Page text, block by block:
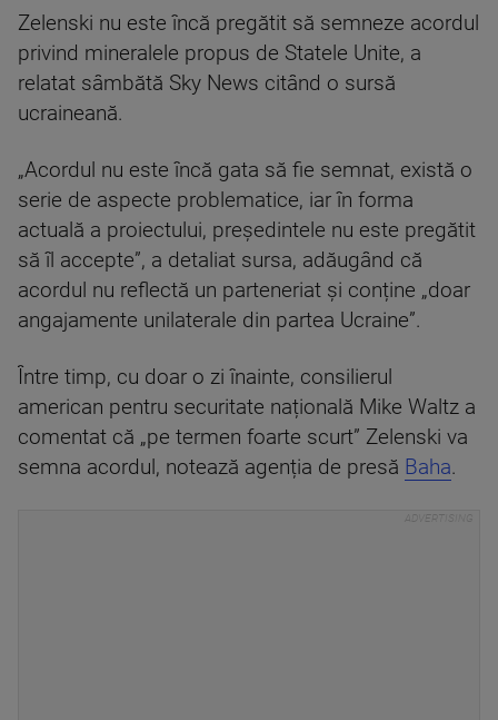
Zelenski nu este încă pregătit să semneze acordul
privind mineralele propus de Statele Unite, a
relatat sâmbătă Sky News citând o sursă
ucraineană.
„Acordul nu este încă gata să fie semnat, există o
serie de aspecte problematice, iar în forma
actuală a proiectului, președintele nu este pregătit
să îl accepte”, a detaliat sursa, adăugând că
acordul nu reflectă un parteneriat și conține „doar
angajamente unilaterale din partea Ucraine”.
Între timp, cu doar o zi înainte, consilierul
american pentru securitate națională Mike Waltz a
comentat că „pe termen foarte scurt” Zelenski va
semna acordul, notează agenția de presă Baha.